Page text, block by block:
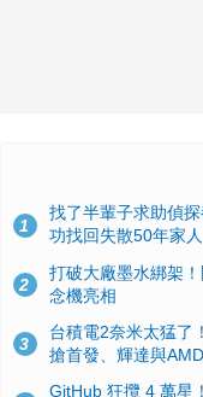
1
找了半輩子求助偵
功找回失散50年家人
2
打破大廠墨水綁架
念機亮相
3
台積電2奈米太猛了
搶首發、輝達與
GitHub 狂攬 4 萬星